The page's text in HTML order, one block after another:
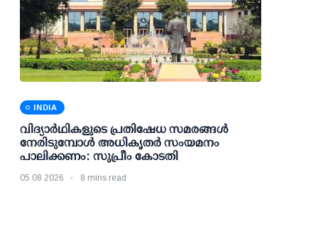
INDIA
വിദ്യാര്‍ഥികളുടെ പ്രതിഷേധ സമരങ്ങള്‍
നേരിടുമ്പോള്‍ അധികൃതര്‍ സംയമനം
പാലിക്കണം: സുപ്രീം കോടതി
05 08 2026 8 mins read